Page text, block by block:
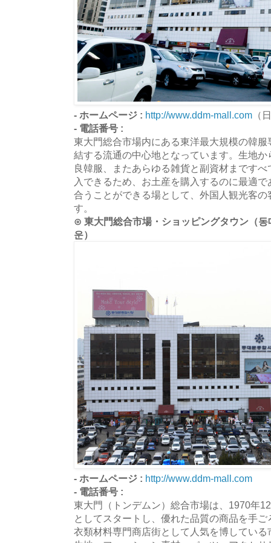
- ホームページ : http://www.ddm-mall.com （
- 電話番号 :
東大門総合市場内にある東洋最大規模の韓
結する流通の中心地となっています。生地
良韓服、またあらゆる雑貨と副資材まです
入できるため、お土産を購入するのに最適
合うことができる場として、外国人観光客
す。
⊙ 東大門総合市場・ショッピングタウン（동
운）
- ホームページ : http://www.ddm-mall.com
- 電話番号 :
東大門（トンデムン）総合市場は、1970年
としてスタートし、優れた品質の商品を手
衣類材料専門商店街として人気を博している